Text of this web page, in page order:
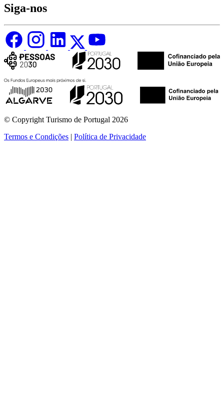
Siga-nos
© Copyright Turismo de Portugal 2026
Termos e Condições | Política de Privacidade